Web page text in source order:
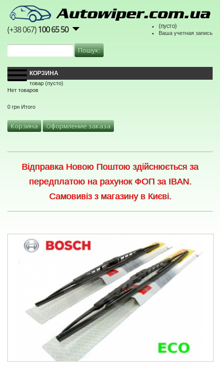
(+38 067)100 65 50 (пусто)
Ваша учетная запись
КОРЗИНА
товар (пусто)
Нет товаров
0 грн Итого
Корзина Оформление заказа
Відправка Новою Поштою здійснюється за
передплатою на рахунок ФОП за IBAN.
Самовивіз з магазину в Києві.